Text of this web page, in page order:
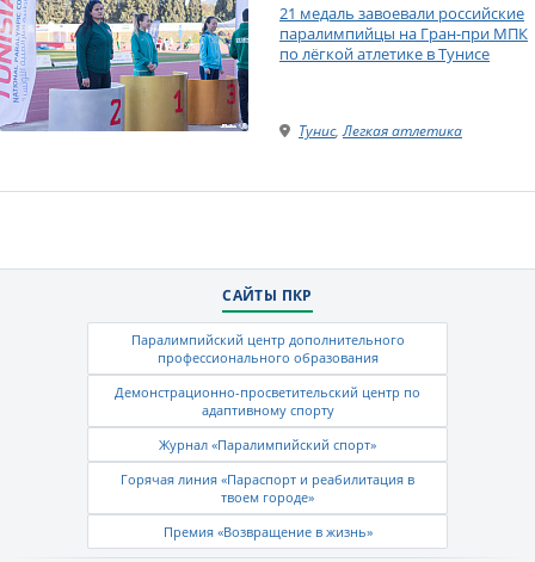
21 медаль завоевали российские
паралимпийцы на Гран-при МПК
по лёгкой атлетике в Тунисе
Тунис,Легкая атлетика
САЙТЫ ПКР
Паралимпийский центр дополнительного
профессионального образования
Демонстрационно-просветительский центр по
адаптивному спорту
Журнал «Паралимпийский спорт»
Горячая линия «Параспорт и реабилитация в
твоем городе»
Премия «Возвращение в жизнь»